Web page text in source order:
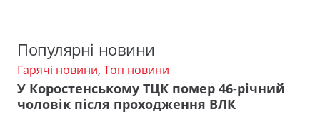
Популярні новини
Гарячі новини, Топ новини
У Коростенському ТЦК помер 46-річний
чоловік після проходження ВЛК